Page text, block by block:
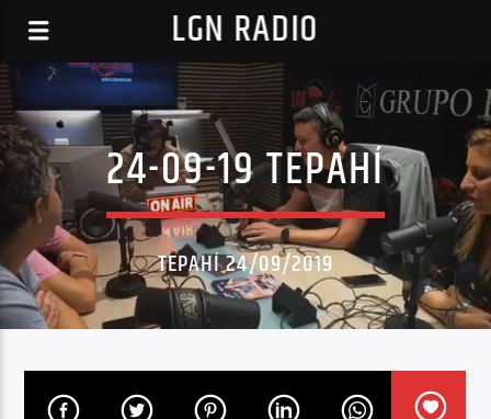
LGN RADIO
24-09-19 TEPAHÍ
TEPAHÍ 24/09/2019